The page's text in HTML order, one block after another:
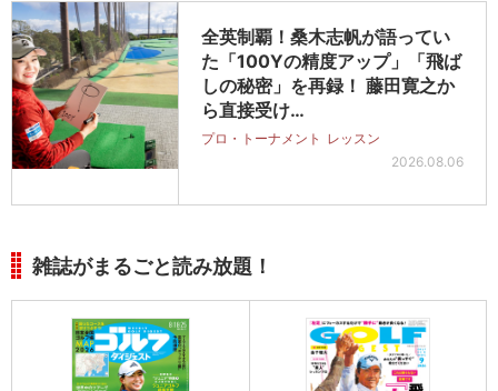
全英制覇！桑木志帆が語ってい
た「100Yの精度アップ」「飛ば
しの秘密」を再録！ 藤田寛之か
ら直接受け…
プロ・トーナメント レッスン
2026.08.06
雑誌がまるごと読み放題！